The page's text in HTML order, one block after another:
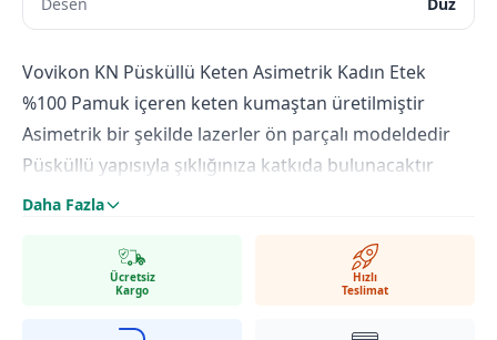
Vovikon KN Püsküllü Keten Asimetrik Kadın Etek
%100 Pamuk içeren keten kumaştan üretilmiştir
Asimetrik bir şekilde lazerler ön parçalı modeldedir
Püsküllü yapısıyla şıklığınıza katkıda bulunacaktır
34,36,38,40,42 bedenleri mevcuttur
Daha Fazla
Ücretsiz
Kargo
Hızlı
Teslimat